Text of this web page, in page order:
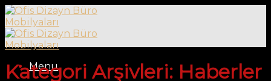
Skip
to
content
Menu
Kategori Arşivleri: Haberler